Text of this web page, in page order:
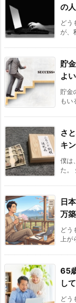
の
どう
が、
貯
よ
貯金
もい
さ
キ
僕は
た。
日
万
どう
上
65
し
どう